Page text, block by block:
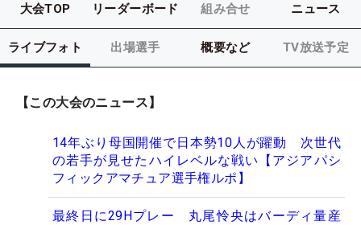
大会TOP リーダーボード 組み合せ ニュース
ライブフォト 出場選手 概要など TV放送予定
【この大会のニュース】
14年ぶり母国開催で日本勢10人が躍動 次世代
の若手が見せたハイレベルな戦い【アジアパシ
フィックアマチュア選手権ルポ】
最終日に29Hプレー 丸尾怜央はバーディ量産